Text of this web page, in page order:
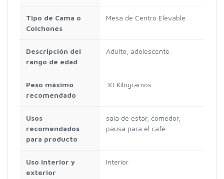
Tipo de Cama o
Colchones
Mesa de Centro Elevable
Descripción del
rango de edad
Adulto, adolescente
Peso máximo
recomendado
30 Kilogramos
Usos
recomendados
para producto
sala de estar, comedor,
pausa para el café
Uso interior y
exterior
Interior